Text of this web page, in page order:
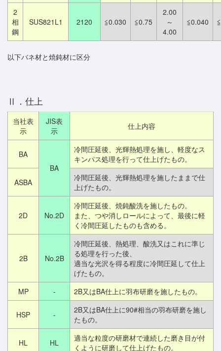
2
相
鋼
SUS821L1 2120 ≦0.030 ≦0.75
2.00
～
4.00
≦0.040
以下バネ材と焼鈍材に区分
Ⅱ．仕上
当社表
示
JIS表
示
仕上内容
BA
BA
冷間圧延後、光輝熱処理を施し、軽度なス
キンパス処理を行って仕上げたもの。
ASBA
冷間圧延後、光輝熱処理を施したままで仕
上げたもの。
2D No.2D
冷間圧延後、焼鈍酸洗を施したもの。
また、つや消しロールによって、最後に軽
く冷間圧延したものも含める。
2B No.2B
冷間圧延後、熱処理、酸洗又はこれに準じ
る処理を行った後、
適当な光沢を得る程度に冷間圧延して仕上
げたもの。
MP
- 2B又はBA仕上に羽布研磨を施したもの。
HSP -
2B又はBA仕上に90#相当の羽布研磨を施し
たもの。
HL HL
適当な粒度の研磨材で連続した磨き目が付
くように研磨して仕上げたもの。